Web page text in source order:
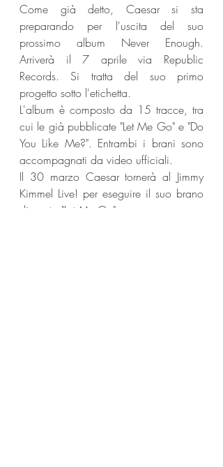
Come già detto, Caesar si sta
preparando per l'uscita del suo
prossimo album Never Enough.
Arriverà il 7 aprile via Republic
Records. Si tratta del suo primo
progetto sotto l'etichetta.
L'album è composto da 15 tracce, tra
cui le già pubblicate "Let Me Go" e "Do
You Like Me?". Entrambi i brani sono
accompagnati da video ufficiali.
Il 30 marzo Caesar tornerà al Jimmy
Kimmel Live! per eseguire il suo brano
di punta "Let Me Go".